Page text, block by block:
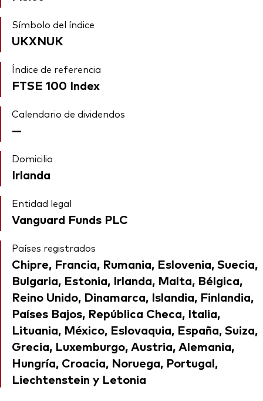
Símbolo del índice
UKXNUK
Índice de referencia
FTSE 100 Index
Calendario de dividendos
—
Domicilio
Irlanda
Entidad legal
Vanguard Funds PLC
Países registrados
Chipre, Francia, Rumania, Eslovenia, Suecia,
Bulgaria, Estonia, Irlanda, Malta, Bélgica,
Reino Unido, Dinamarca, Islandia, Finlandia,
Países Bajos, República Checa, Italia,
Lituania, México, Eslovaquia, España, Suiza,
Grecia, Luxemburgo, Austria, Alemania,
Hungría, Croacia, Noruega, Portugal,
Liechtenstein y Letonia